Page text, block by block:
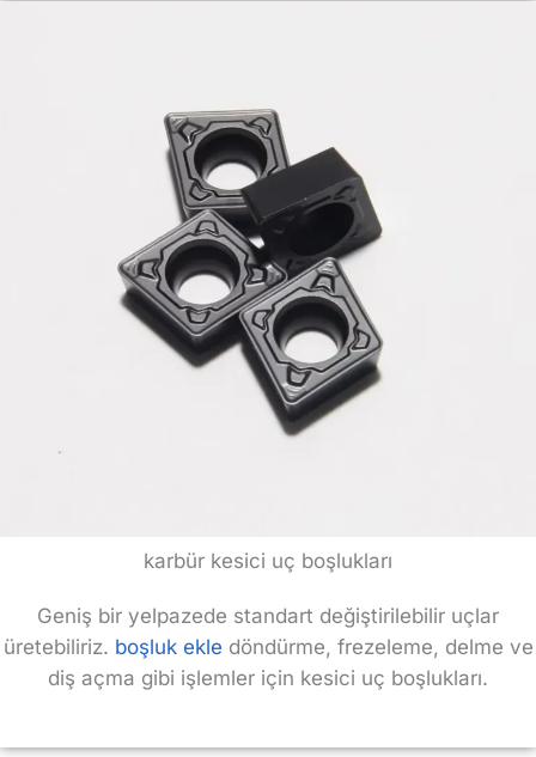
karbür kesici uç boşlukları
Geniş bir yelpazede standart değiştirilebilir uçlar
üretebiliriz. boşluk ekle döndürme, frezeleme, delme ve
diş açma gibi işlemler için kesici uç boşlukları.